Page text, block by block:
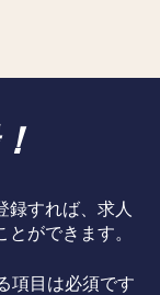
録すれば、求人
ができます。
項目は必須です